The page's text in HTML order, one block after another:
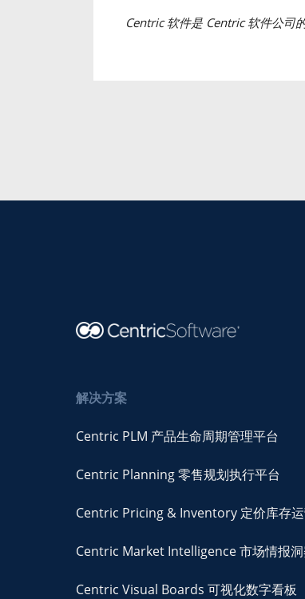
Centric软件是 Centric软件公司
解决方案
Centric PLM 产品生命周期管理平台
Centric Planning 零售规划执行平台
Centric Pricing & Inventory 定价库存
Centric Market Intelligence 市场情报洞
Centric Visual Boards 可视化数字看板